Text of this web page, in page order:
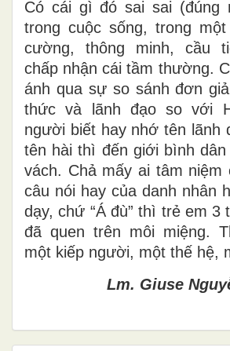
Có cái gì đó sai sai (đúng
trong cuộc sống, trong
cường, thông minh, cầu
chấp nhận cái tầm thường.
ánh qua sự so sánh đơn
thức và lãnh đạo so với
người biết hay nhớ tên lãnh
tên hài thì đến giới bình dân
vách. Chả mấy ai tâm niệm
câu nói hay của danh nhân
dạy, chứ “Á đù” thì trẻ em 3
đã quen trên môi miệng.
một kiếp người, một thế hệ,
Lm. Giuse